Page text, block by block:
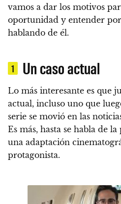
vamos a dar los motivos
oportunidad y entender
hablando de él.
1 Un caso actual
Lo más interesante es que
actual, incluso uno que
serie se movió en las
Es más, hasta se habla de
una adaptación
protagonista.